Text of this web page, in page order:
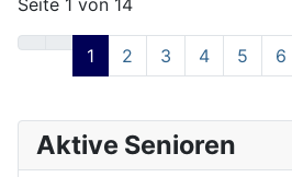
Aktive Senioren
Seite 1 von 14
1 2 3 4 5 6